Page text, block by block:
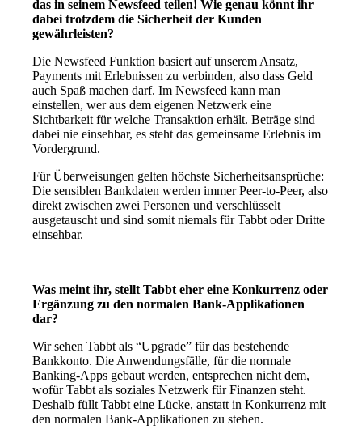
das in seinem Newsfeed teilen! Wie genau könnt ihr
dabei trotzdem die Sicherheit der Kunden
gewährleisten?
Die Newsfeed Funktion basiert auf unserem Ansatz,
Payments mit Erlebnissen zu verbinden, also dass Geld
auch Spaß machen darf. Im Newsfeed kann man
einstellen, wer aus dem eigenen Netzwerk eine
Sichtbarkeit für welche Transaktion erhält. Beträge sind
dabei nie einsehbar, es steht das gemeinsame Erlebnis im
Vordergrund.
Für Überweisungen gelten höchste Sicherheitsansprüche:
Die sensiblen Bankdaten werden immer Peer-to-Peer, also
direkt zwischen zwei Personen und verschlüsselt
ausgetauscht und sind somit niemals für Tabbt oder Dritte
einsehbar.
Was meint ihr, stellt Tabbt eher eine Konkurrenz oder
Ergänzung zu den normalen Bank-Applikationen
dar?
Wir sehen Tabbt als “Upgrade” für das bestehende
Bankkonto. Die Anwendungsfälle, für die normale
Banking-Apps gebaut werden, entsprechen nicht dem,
wofür Tabbt als soziales Netzwerk für Finanzen steht.
Deshalb füllt Tabbt eine Lücke, anstatt in Konkurrenz mit
den normalen Bank-Applikationen zu stehen.